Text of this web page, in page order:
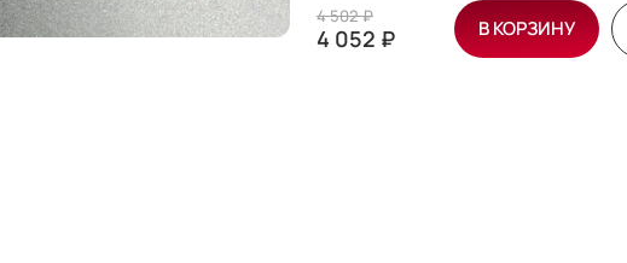
4 502 ₽
4 052 ₽ В КОРЗИНУ